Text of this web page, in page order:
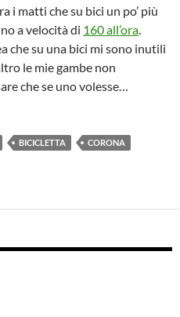
i matti che su bici un po’ più
a velocità di 160 all’ora.
che su una bici mi sono inutili
le mie gambe non
che se uno volesse…
BICICLETTA
CORONA